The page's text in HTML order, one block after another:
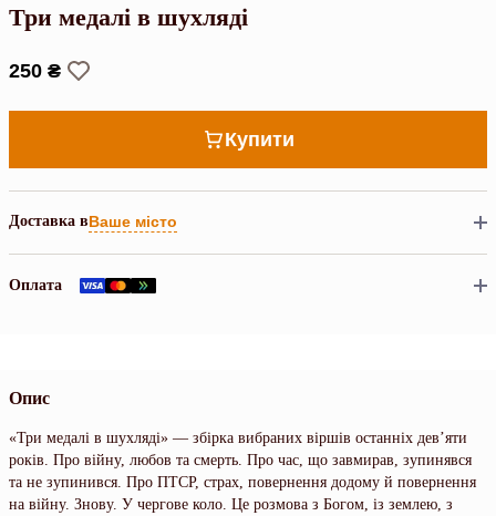
Три медалі в шухляді
250 ₴
Купити
Доставка вВаше місто
Оплата
Опис
«Три медалі в шухляді» — збірка вибраних віршів останніх дев’яти
років. Про війну, любов та смерть. Про час, що завмирав, зупинявся
та не зупинився. Про ПТСР, страх, повернення додому й повернення
на війну. Знову. У чергове коло. Це розмова з Богом, із землею, з